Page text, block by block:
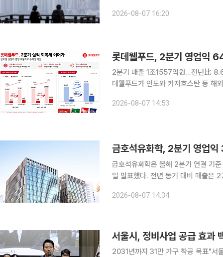
늘어날 전망이다. 7일 금융
2026-08-07 16:20
롯데웰푸드, 2분기 영업익
2분기 매출 1조1557억원…전년比
데웰푸드가 인도와 카자흐스탄 등 해
성을 개선했다. 롯데웰푸드는
2026-08-07 14:53
금호석유화학, 2분기 영
금호석유화학은 올해 2분기 연결 기
일 발표했다. 전년 동기 대비 매출은 27.9%, 영
드(마진)가 개선된 영향이다. 장갑 제
2026-08-07 14:34
서울시, 정비사업 공급 효
2031년까지 31만 가구 착공 목표"서울 주택